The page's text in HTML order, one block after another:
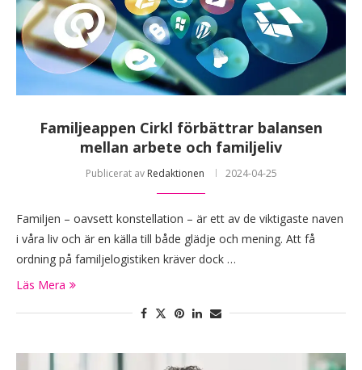
Familjeappen Cirkl förbättrar balansen
mellan arbete och familjeliv
Publicerat av Redaktionen 2024-04-25
Familjen – oavsett konstellation – är ett av de viktigaste naven
i våra liv och är en källa till både glädje och mening. Att få
ordning på familjelogistiken kräver dock …
Läs Mera